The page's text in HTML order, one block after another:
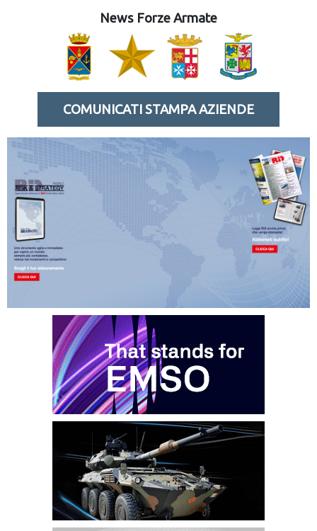
News Forze Armate
COMUNICATI STAMPA AZIENDE